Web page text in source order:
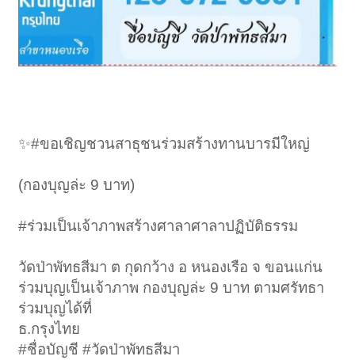
✨#ขอเชิญชวนสาธุชนร่วมสร้างทานบารมีใหญ่
(กองบุญล่ะ 9 บาท)
#ร่วมเป็นเจ้าภาพสร้างศาลาศาลาปฏิบัติธรรม
วัดป่าพัทธสีมา ต กุดกว้าง อ หนองเรือ จ ขอนแก่น
ร่วมบุญเป็นเจ้าภาพ กองบุญล่ะ 9 บาท ตามศรัทธา
ร่วมบุญได้ที่
ธ.กรุงไทย
#ชื่อบัญชี #วัดป่าพัทธสีมา